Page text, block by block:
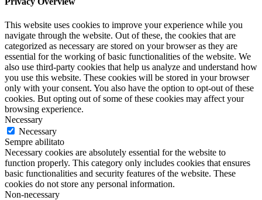
This website uses cookies to improve your experience while you
navigate through the website. Out of these, the cookies that are
categorized as necessary are stored on your browser as they are
essential for the working of basic functionalities of the website. We
also use third-party cookies that help us analyze and understand how
you use this website. These cookies will be stored in your browser
only with your consent. You also have the option to opt-out of these
cookies. But opting out of some of these cookies may affect your
browsing experience.
Necessary
Necessary
Sempre abilitato
Necessary cookies are absolutely essential for the website to
function properly. This category only includes cookies that ensures
basic functionalities and security features of the website. These
cookies do not store any personal information.
Non-necessary